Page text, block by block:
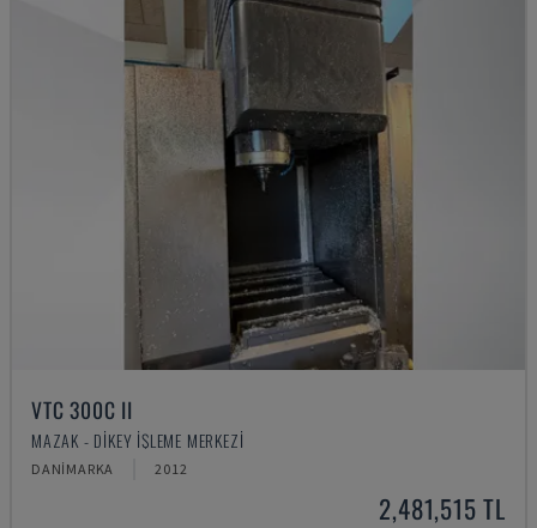
VTC 300C II
MAZAK - DIKEY İŞLEME MERKEZI
DANIMARKA 2012
2,481,515 TL